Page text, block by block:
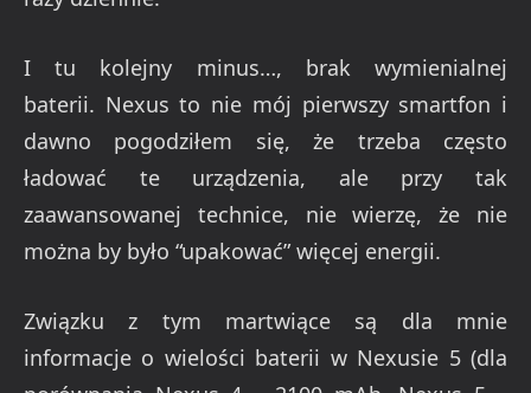
I tu kolejny minus…, brak wymienialnej
baterii. Nexus to nie mój pierwszy smartfon i
dawno pogodziłem się, że trzeba często
ładować te urządzenia, ale przy tak
zaawansowanej technice, nie wierzę, że nie
można by było “upakować” więcej energii.
Związku z tym martwiące są dla mnie
informacje o wielości baterii w Nexusie 5 (dla